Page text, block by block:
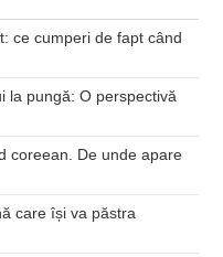
ce cumperi de fapt când
la pungă: O perspectivă
coreean. De unde apare
care își va păstra